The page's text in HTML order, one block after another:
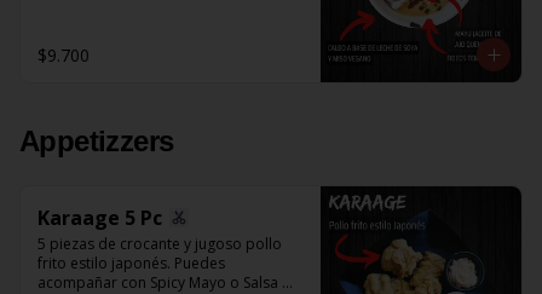
$9.700
Appetizzers
Karaage 5 Pc
5 piezas de crocante y jugoso pollo
frito estilo japonés. Puedes
acompañar con Spicy Mayo o Salsa